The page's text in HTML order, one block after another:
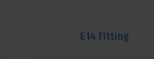
E14 Fitting